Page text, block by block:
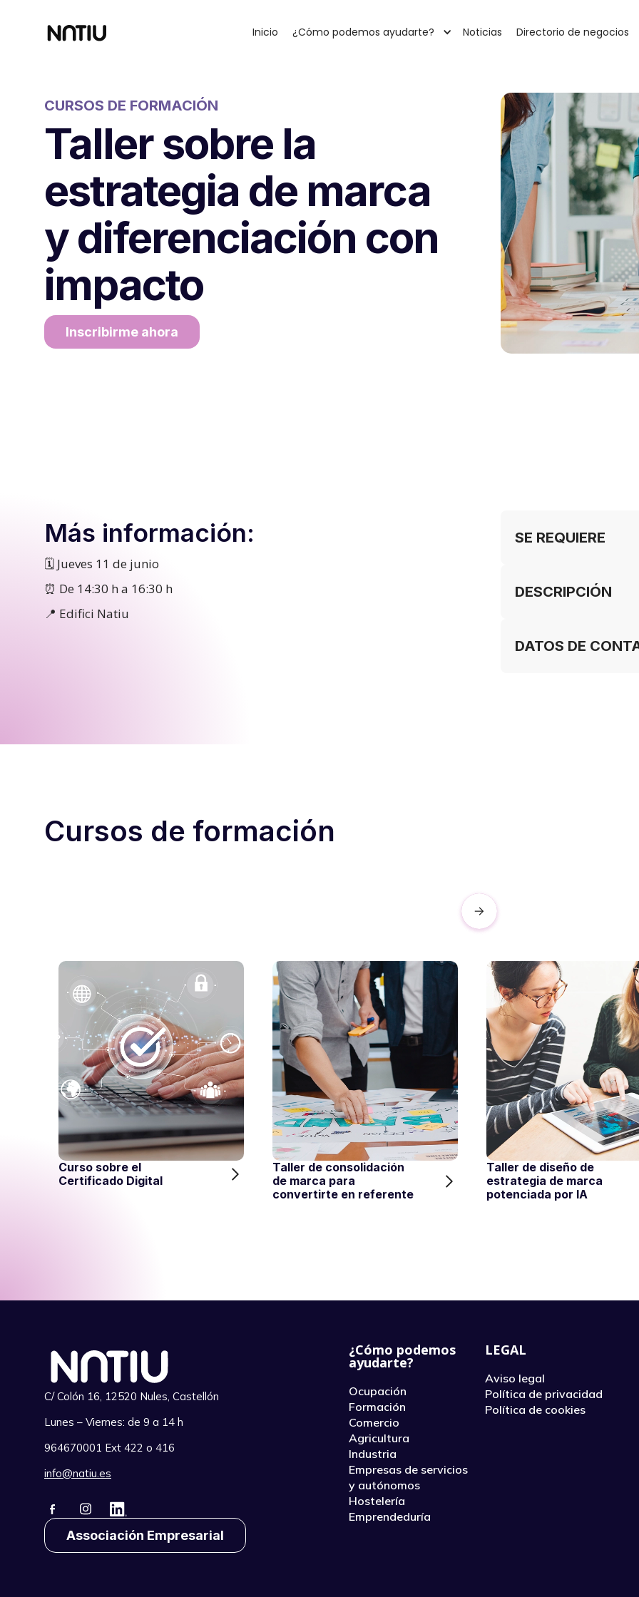
Inicio ¿Cómo podemos ayudarte? Noticias Directorio de negocios
CURSOS DE FORMACIÓN
Taller sobre la
estrategia de marca
y diferenciación con
impacto
Inscribirme ahora
Más información:
🗓️ Jueves 11 de junio
⏰ De 14:30 h a 16:30 h
📍 Edifici Natiu
SE REQUIERE
DESCRIPCIÓN
DATOS DE
Cursos de formación
Curso sobre el
Certificado Digital
Taller de consolidación
de marca para
convertirte en referente
Taller de diseño de
estrategia de marca
potenciada por IA
C/ Colón 16, 12520 Nules, Castellón
Lunes – Viernes: de 9 a 14 h
964670001 Ext 422 o 416
info@natiu.es
Associación Empresarial
¿Cómo podemos
ayudarte?
Ocupación
Formación
Comercio
Agricultura
Industria
Empresas de servicios
y autónomos
Hostelería
Emprendeduría
LEGAL
Aviso legal
Política de privacidad
Política de cookies